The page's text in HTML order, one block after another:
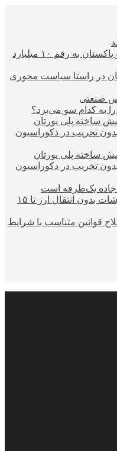
افزایش حجم تجارت بین ایران و پاکستان به رقم ۱۰ میلیارد
در راستا سیاست محوری
صنعتی
را به کدام سو می‌برد؟
ساخته پلی یورتان
تخریب در دکوراسیون
ساخته پلی یورتان
تخریب در دکوراسیون
تمدید بخشنامه اعتبار ثبت سفارشات بدون انتقال ارز تا ۱۵
قوانین متناسب با شرایط